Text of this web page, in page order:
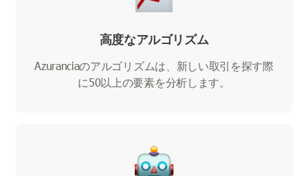
高度なアルゴリズム
Azuranciaのアルゴリズムは、新しい取引を探す際
に50以上の要素を分析します。